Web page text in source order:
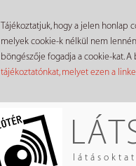
Tájékoztatjuk, hogy a jelen honlap
melyek cookie-k nélkül nem
böngészője fogadja a cookie-kat.
tájékoztatónkat, melyet ezen a